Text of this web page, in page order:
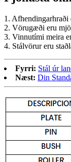
1.
2. Vörugæði eru
3. Vinnutími meira
4. Stálvörur eru
Fyrri: Stál úr
Næst: Din